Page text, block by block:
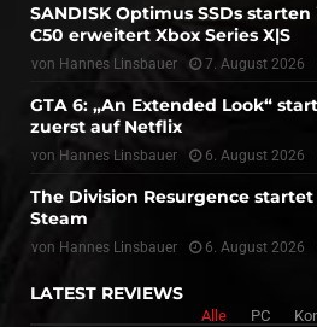
SANDISK Optimus SSDs
C50 erweitert Xbox Series X|S
von Hannes Linsbauer 7. August 2026
GTA 6: „An Extended Look“
zuerst auf Netflix
von Hannes Linsbauer 6. August 2026
The Division Resurgence
Steam
von Hannes Linsbauer 6. August 2026
LATEST REVIEWS
Alle PC